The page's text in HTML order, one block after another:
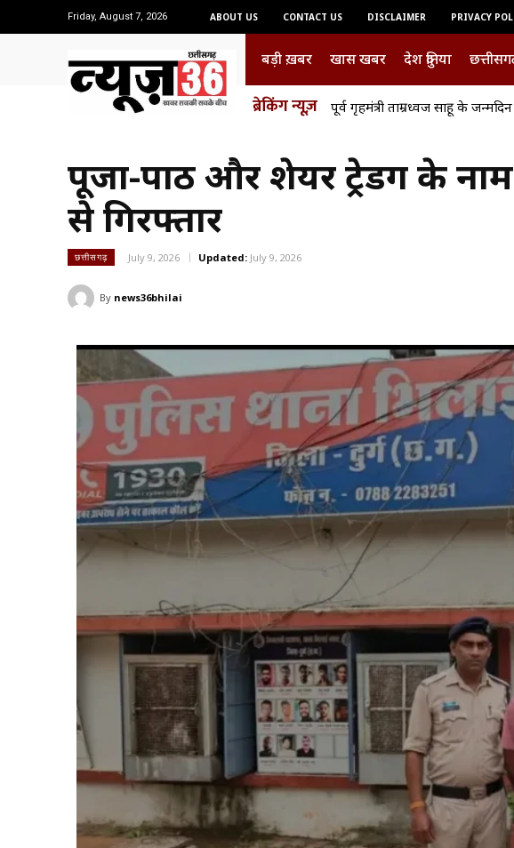
Friday, August 7, 2026 ABOUT US CONTACT US DISCLAIMER PRIVACY
बड़ी ख़बर खास खबर देश दुनिया
ब्रेकिंग न्यूज़ पूर्व गृहमंत्री ताम्रध्वज साहू के
पूजा-पाठ और शेयर ट्रेडिंग के
से गिरफ्तार
छत्तीसगढ़ July 9, 2026 Updated: July 9, 2026
By news36bhilai